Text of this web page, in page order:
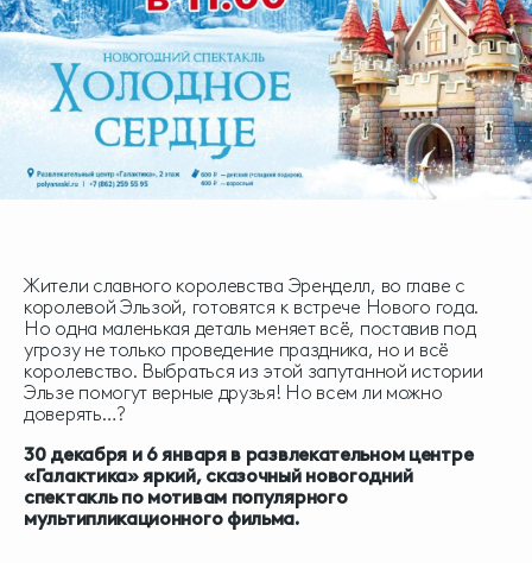
Жители славного королевства Эренделл, во главе с
королевой Эльзой, готовятся к встрече Нового года.
Но одна маленькая деталь меняет всё, поставив под
угрозу не только проведение праздника, но и всё
королевство. Выбраться из этой запутанной истории
Эльзе помогут верные друзья! Но всем ли можно
доверять…?
30 декабря и 6 января в развлекательном центре
«Галактика» яркий, сказочный новогодний
спектакль по мотивам популярного
мультипликационного фильма.